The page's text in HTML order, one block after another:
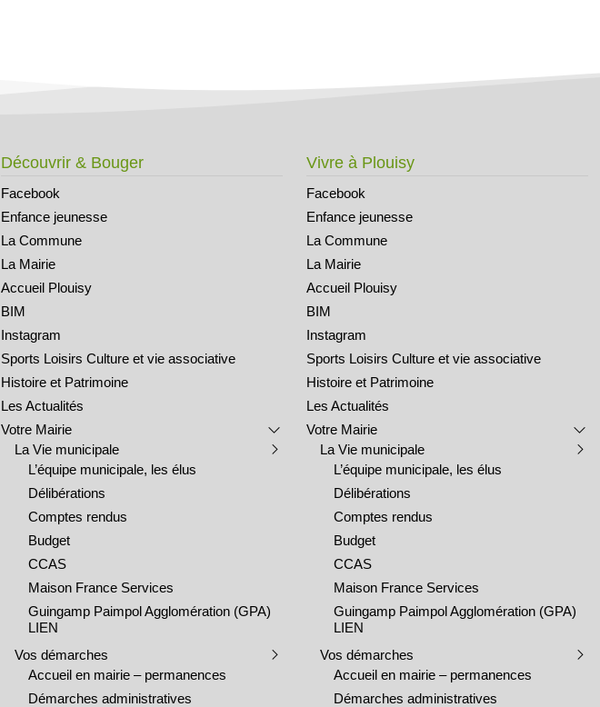
Découvrir & Bouger
Facebook
Enfance jeunesse
La Commune
La Mairie
Accueil Plouisy
BIM
Instagram
Sports Loisirs Culture et vie associative
Histoire et Patrimoine
Les Actualités
Votre Mairie
La Vie municipale
L’équipe municipale, les élus
Délibérations
Comptes rendus
Budget
CCAS
Maison France Services
Guingamp Paimpol Agglomération (GPA)
LIEN
Vos démarches
Accueil en mairie – permanences
Démarches administratives
Vivre à Plouisy
Facebook
Enfance jeunesse
La Commune
La Mairie
Accueil Plouisy
BIM
Instagram
Sports Loisirs Culture et vie associative
Histoire et Patrimoine
Les Actualités
Votre Mairie
La Vie municipale
L’équipe municipale, les élus
Délibérations
Comptes rendus
Budget
CCAS
Maison France Services
Guingamp Paimpol Agglomération (GPA)
LIEN
Vos démarches
Accueil en mairie – permanences
Démarches administratives